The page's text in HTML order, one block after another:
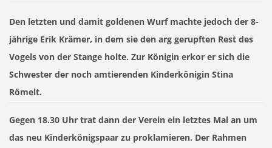
Den letzten und damit goldenen Wurf machte jedoch der 8-
jährige Erik Krämer, in dem sie den arg gerupften Rest des
Vogels von der Stange holte. Zur Königin erkor er sich die
Schwester der noch amtierenden Kinderkönigin Stina
Römelt.
Gegen 18.30 Uhr trat dann der Verein ein letztes Mal an um
das neu Kinderkönigspaar zu proklamieren. Der Rahmen